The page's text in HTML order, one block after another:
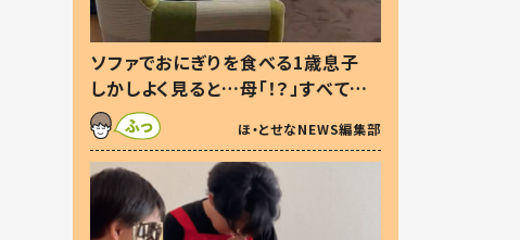
ソファでおにぎりを食べる1歳息子
しかしよく見ると…母「！？」すべてを
察した母の投稿に「可愛いから許
す！」「現行犯〜」
ほ・とせなNEWS編集部